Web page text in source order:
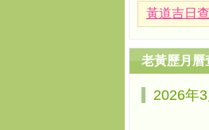
黃道吉日
老黃歷月曆
2026年